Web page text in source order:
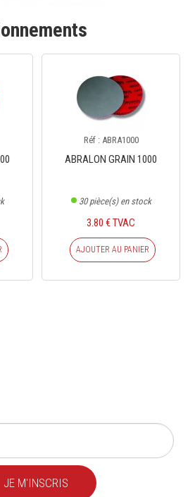
Réf : ABRA1000
ABRALON GRAIN 1000
30pièce(s) en stock
3.80 € TVAC
AJOUTER AU PANIER
JE M'INSCRIS